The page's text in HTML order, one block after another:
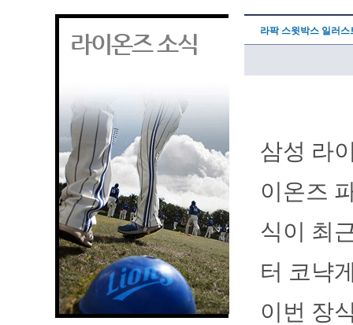
라이온즈 소식 라팍 스윗박스 일러스
삼성 라
이온즈
식이 최
터 코냑
이번 장